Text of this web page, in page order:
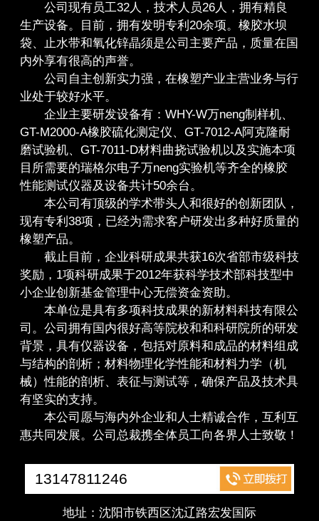
公司现有员工32人，技术人员26人，拥有精良
生产设备。目前，拥有发明专利20余项。橡胶水坝
袋、止水带和氧化锌晶须是公司主要产品，质量在国
内外享有很高的声誉。
公司自主创新实力强，在橡塑产业主营业务与行
业处于较好水平。
企业主要研发设备有：WHY-W万neng制样机、
GT-M2000-A橡胶硫化测定仪、GT-7012-A阿克隆耐
磨试验机、GT-7011-D材料曲挠试验机以及实施本项
目所需要的瑞格尔电子万neng实验机等齐全的橡胶
性能测试仪器及设备共计50余台。
本公司有顶级的学术带头人和很好的创新团队，
现有专利38项，已经为需求客户研发出多种好质量的
橡塑产品。
截止目前，企业科研成果共获16次省部市级科技
奖励，1项科研成果于2012年获科学技术部科技型中
小企业创新基金管理中心无偿资金资助。
本单位是具有多项科技成果的新材料科技有限公
司。公司拥有国内很好高等院校和和科研院所的研发
背景，具有仪器设备，包括对原料和成品的材料组成
与结构的剖析；材料物理化学性能和材料力学（机
械）性能的剖析、表征与测试等，确保产品及技术具
有坚实的支持。
本公司愿与海内外企业和人士精诚合作，互利互
惠共同发展。公司总裁携全体员工向各界人士致敬！
13147811246
地址：沈阳市铁西区沈辽路宏发国际